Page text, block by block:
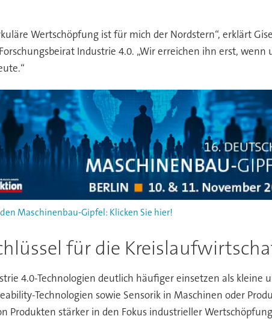
Wertschöpfung ist für mich der Nordstern“, erklärt
Industrie 4.0. „Wir erreichen ihn erst,
Maschinenbau-Gipfel: Klicken Sie hier!
für die
4.0-Technologien deutlich häufiger einsetzen als
Technologien sowie Sensorik in Maschinen oder
stärker in den Fokus industrieller